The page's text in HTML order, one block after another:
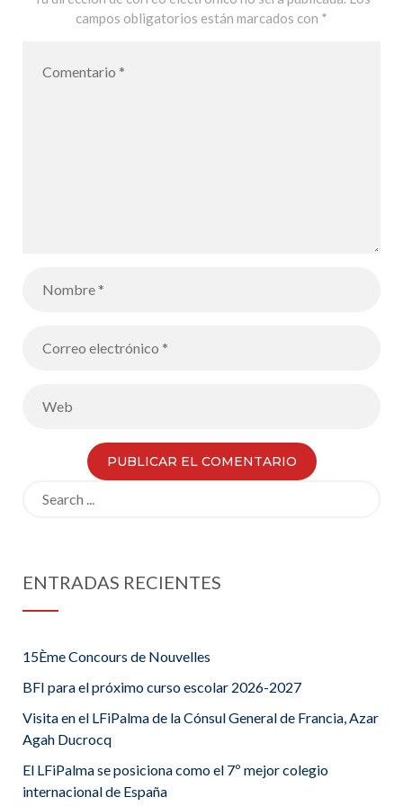
Français MLF
campos obligatorios están marcados con *
ENTRADAS RECIENTES
15Ème Concours de Nouvelles
BFI para el próximo curso escolar 2026-2027
Visita en el LFiPalma de la Cónsul General de Francia, Azar
Agah Ducrocq
El LFiPalma se posiciona como el 7º mejor colegio
internacional de España